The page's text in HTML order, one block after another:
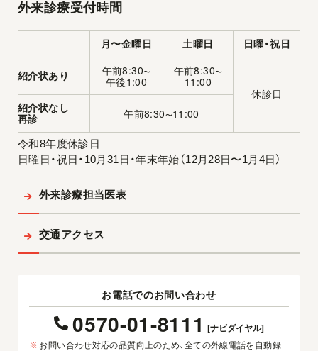
外来診療受付時間
月〜金曜日 土曜日 日曜・祝日
紹介状あり 午前8:30〜
午後1:00
午前8:30〜
11:00
休診日
紹介状なし
再診
午前8:30〜11:00
令和8年度休診日
日曜日・祝日・10月31日・年末年始（12月28日〜1月4日）
外来診療担当医表
交通アクセス
お電話でのお問い合わせ
0570-01-8111 [ナビダイヤル]
※ お問い合わせ対応の品質向上のため、全ての外線電話を自動録